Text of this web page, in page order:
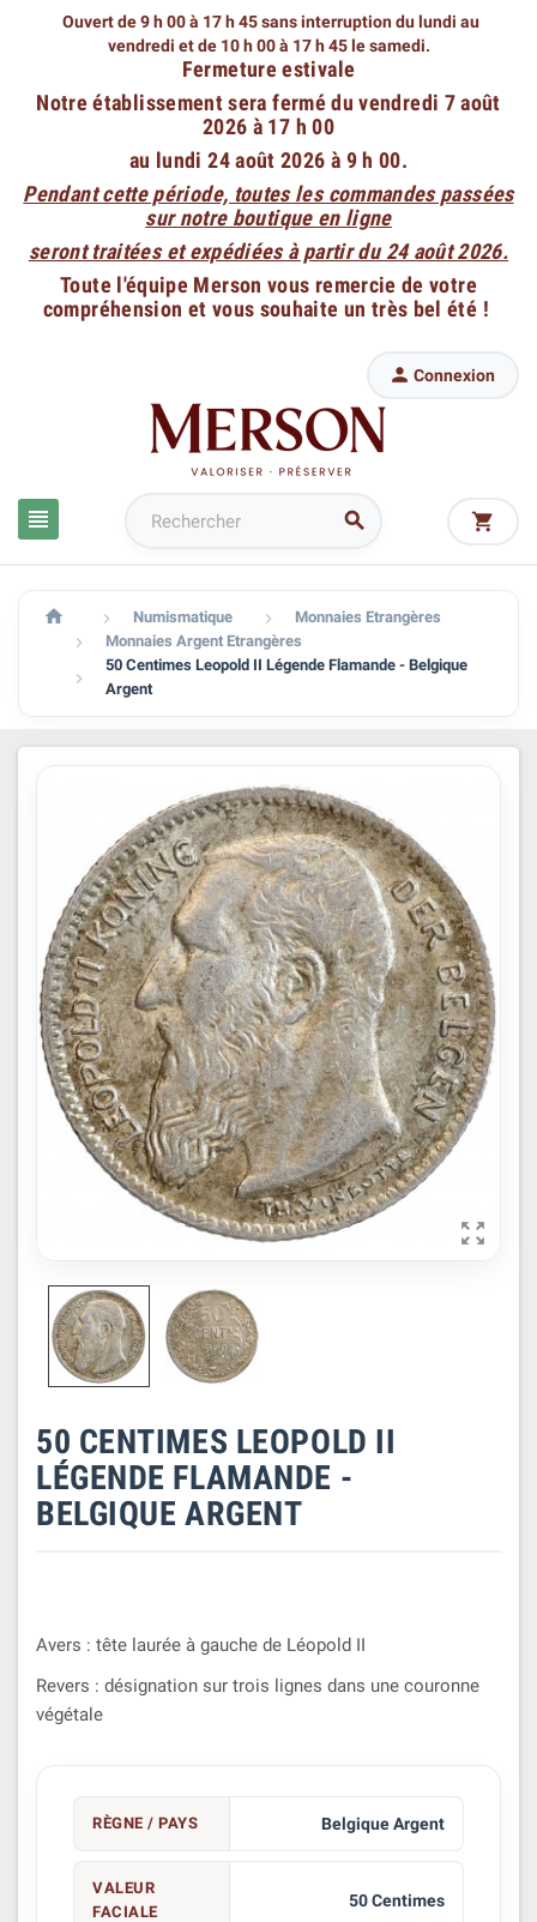
Ouvert de 9 h 00 à 17 h 45 sans interruption du lundi au
vendredi et de 10 h 00 à 17 h 45 le samedi.
Fermeture estivale
Notre établissement sera fermé du vendredi 7 août
2026 à 17 h 00
au lundi 24 août 2026 à 9 h 00.
Pendant cette période, toutes les commandes passées
sur notre boutique en ligne
seront traitées et expédiées à partir du 24 août 2026.
Toute l'équipe Merson vous remercie de votre
compréhension et vous souhaite un très bel été !
 
 Connexion

  Numismatique  Monnaies Etrangères
 Monnaies Argent Etrangères

50 Centimes Leopold II Légende Flamande - Belgique
Argent

50 CENTIMES LEOPOLD II
LÉGENDE FLAMANDE -
BELGIQUE ARGENT
Avers : tête laurée à gauche de Léopold II
Revers : désignation sur trois lignes dans une couronne
végétale
RÈGNE / PAYS Belgique Argent
VALEUR
FACIALE
50 Centimes